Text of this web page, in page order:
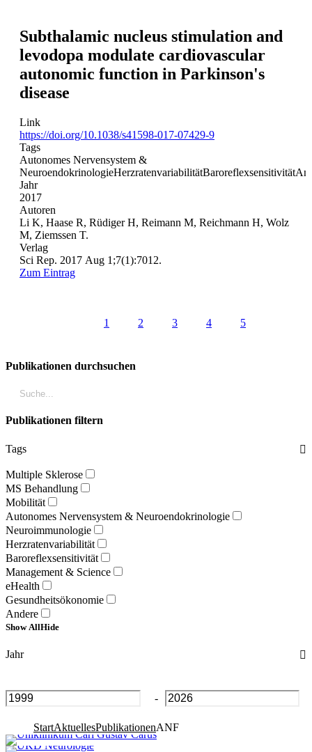
Subthalamic nucleus stimulation and
levodopa modulate cardiovascular
autonomic function in Parkinson's
disease
Link
https://doi.org/10.1038/s41598-017-07429-9
Tags
Autonomes Nervensystem &
NeuroendokrinologieHerzratenvariabilitätBaroreflexsensitivität
Jahr
2017
Autoren
Li K, Haase R, Rüdiger H, Reimann M, Reichmann H, Wolz
M, Ziemssen T.
Verlag
Sci Rep. 2017 Aug 1;7(1):7012.
Zum Eintrag
1 2 3 4 5
Publikationen durchsuchen
Publikationen filtern
Tags
Multiple Sklerose
MS Behandlung
Mobilität
Autonomes Nervensystem & Neuroendokrinologie
Neuroimmunologie
Herzratenvariabilität
Baroreflexsensitivität
Management & Science
eHealth
Gesundheitsökonomie
Andere
Show AllHide
Jahr
-
StartAktuellesPublikationenANF